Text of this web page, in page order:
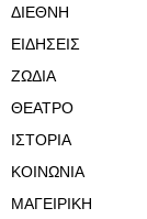
ΔΙΕΘΝΗ
ΕΙΔΗΣΕΙΣ
ΖΩΔΙΑ
ΘΕΑΤΡΟ
ΙΣΤΟΡΙΑ
ΚΟΙΝΩΝΙΑ
ΜΑΓΕΙΡΙΚΗ